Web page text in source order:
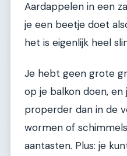
Aardappelen in een
je een beetje doet
het is eigenlijk heel
Je hebt geen grote
op je balkon doen, en
properder dan in de
wormen of
aantasten. Plus: je